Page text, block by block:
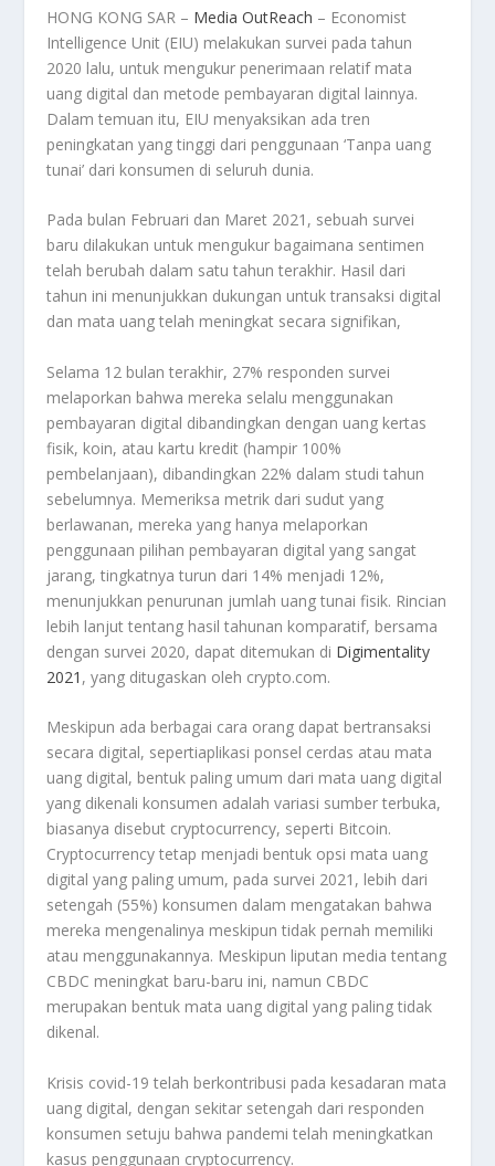
HONG KONG SAR – Media OutReach – Economist
Intelligence Unit (EIU) melakukan survei pada tahun
2020 lalu, untuk mengukur penerimaan relatif mata
uang digital dan metode pembayaran digital lainnya.
Dalam temuan itu, EIU menyaksikan ada tren
peningkatan yang tinggi dari penggunaan ‘Tanpa uang
tunai’ dari konsumen di seluruh dunia.
Pada bulan Februari dan Maret 2021, sebuah survei
baru dilakukan untuk mengukur bagaimana sentimen
telah berubah dalam satu tahun terakhir. Hasil dari
tahun ini menunjukkan dukungan untuk transaksi digital
dan mata uang telah meningkat secara signifikan,
Selama 12 bulan terakhir, 27% responden survei
melaporkan bahwa mereka selalu menggunakan
pembayaran digital dibandingkan dengan uang kertas
fisik, koin, atau kartu kredit (hampir 100%
pembelanjaan), dibandingkan 22% dalam studi tahun
sebelumnya. Memeriksa metrik dari sudut yang
berlawanan, mereka yang hanya melaporkan
penggunaan pilihan pembayaran digital yang sangat
jarang, tingkatnya turun dari 14% menjadi 12%,
menunjukkan penurunan jumlah uang tunai fisik. Rincian
lebih lanjut tentang hasil tahunan komparatif, bersama
dengan survei 2020, dapat ditemukan di Digimentality
2021 , yang ditugaskan oleh crypto.com.
Meskipun ada berbagai cara orang dapat bertransaksi
secara digital, sepertiaplikasi ponsel cerdas atau mata
uang digital, bentuk paling umum dari mata uang digital
yang dikenali konsumen adalah variasi sumber terbuka,
biasanya disebut cryptocurrency, seperti Bitcoin.
Cryptocurrency tetap menjadi bentuk opsi mata uang
digital yang paling umum, pada survei 2021, lebih dari
setengah (55%) konsumen dalam mengatakan bahwa
mereka mengenalinya meskipun tidak pernah memiliki
atau menggunakannya. Meskipun liputan media tentang
CBDC meningkat baru-baru ini, namun CBDC
merupakan bentuk mata uang digital yang paling tidak
dikenal.
Krisis covid-19 telah berkontribusi pada kesadaran mata
uang digital, dengan sekitar setengah dari responden
konsumen setuju bahwa pandemi telah meningkatkan
kasus penggunaan cryptocurrency.